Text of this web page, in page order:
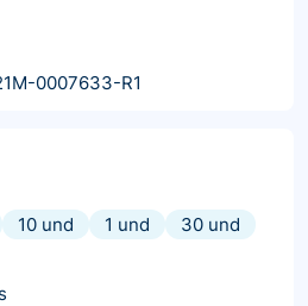
0007633-R1
10 und 1 und
30 und